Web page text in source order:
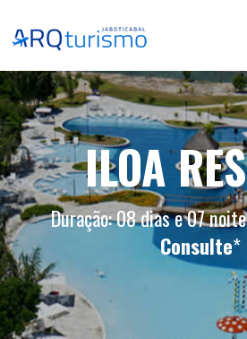
ILOA
Duração: 08 dias e 07
Consulte*